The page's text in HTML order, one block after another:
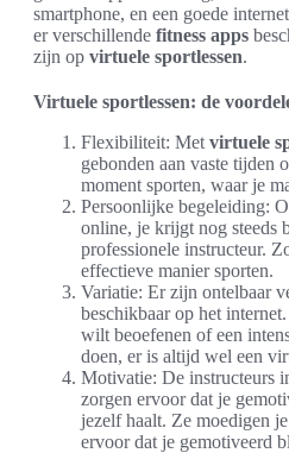
smartphone, en een goede
er verschillende fitness apps
zijn op virtuele sportlessen.
Virtuele sportlessen: de
Flexibiliteit: Met virtuele
gebonden aan vaste tijden
moment sporten, waar je
Persoonlijke begeleiding:
online, je krijgt nog steeds
professionele instructeur.
effectieve manier sporten.
Variatie: Er zijn ontelbaar
beschikbaar op het
wilt beoefenen of een
doen, er is altijd wel een
Motivatie: De instructeurs
zorgen ervoor dat je
jezelf haalt. Ze moedigen
ervoor dat je gemotiveerd